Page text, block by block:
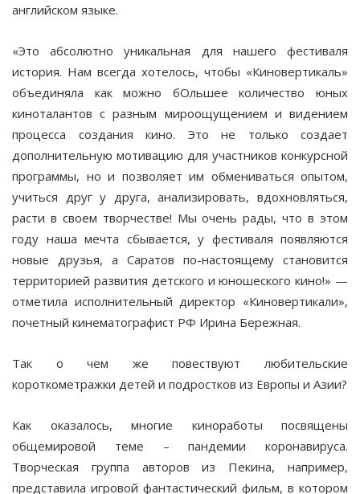
английском языке.
«Это абсолютно уникальная для нашего фестиваля
история. Нам всегда хотелось, чтобы «Киновертикаль»
объединяла как можно бОльшее количество юных
киноталантов с разным мироощущением и видением
процесса создания кино. Это не только создает
дополнительную мотивацию для участников конкурсной
программы, но и позволяет им обмениваться опытом,
учиться друг у друга, анализировать, вдохновляться,
расти в своем творчестве! Мы очень рады, что в этом
году наша мечта сбывается, у фестиваля появляются
новые друзья, а Саратов по-настоящему становится
территорией развития детского и юношеского кино!» —
отметила исполнительный директор «Киновертикали»,
почетный кинематографист РФ Ирина Бережная.
Так о чем же повествуют любительские
короткометражки детей и подростков из Европы и Азии?
Как оказалось, многие киноработы посвящены
общемировой теме – пандемии коронавируса.
Творческая группа авторов из Пекина, например,
представила игровой фантастический фильм, в котором